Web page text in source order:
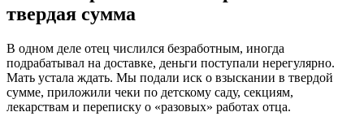
твердая сумма
В одном деле отец числился безработным, иногда
подрабатывал на доставке, деньги поступали нерегулярно.
Мать устала ждать. Мы подали иск о взыскании в твердой
сумме, приложили чеки по детскому саду, секциям,
лекарствам и переписку о «разовых» работах отца.